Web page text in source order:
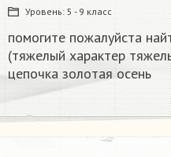
Уровень: 5 - 9 класс
помогите пожалуйста
(тяжелый характер
цепочка золотая осень